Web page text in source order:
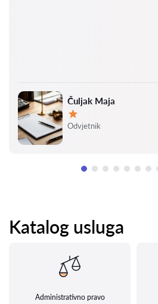
Čuljak Maja
Ocjena:
Odvjetnik
Katalog usluga
Administrativno pravo